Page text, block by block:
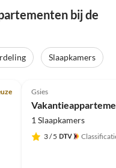
bij de
Slaapkamers
Gsies
1 Slaapkamers
3/ 5